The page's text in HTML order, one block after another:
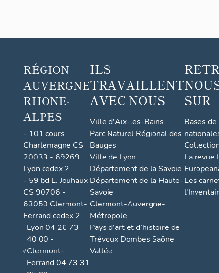
RÉGION
AUVERGNE
RHONE-
ALPES
- 101 cours
Charlemagne CS
20033 - 69269
Lyon cedex 2
- 59 bd L. Jouhaux
CS 90706 -
63050 Clermont-
Ferrand cedex 2
Lyon 04 26 73
40 00 -
Clermont-
Ferrand 04 73 31
ILS
TRAVAILLENT
AVEC NOUS
Ville d'Aix-les-Bains
Parc Naturel Régional des
Bauges
Ville de Lyon
Département de la Savoie
Département de la Haute-
Savoie
Clermont-Auvergne-
Métropole
Pays d’art et d’histoire de
Trévoux Dombes Saône
Vallée
SUR
Bases
La revue
Les